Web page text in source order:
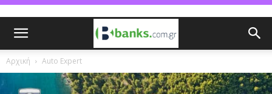
Αρχική Auto Expert